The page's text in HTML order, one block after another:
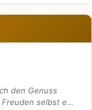
den Genuss
Freuden selbst e…